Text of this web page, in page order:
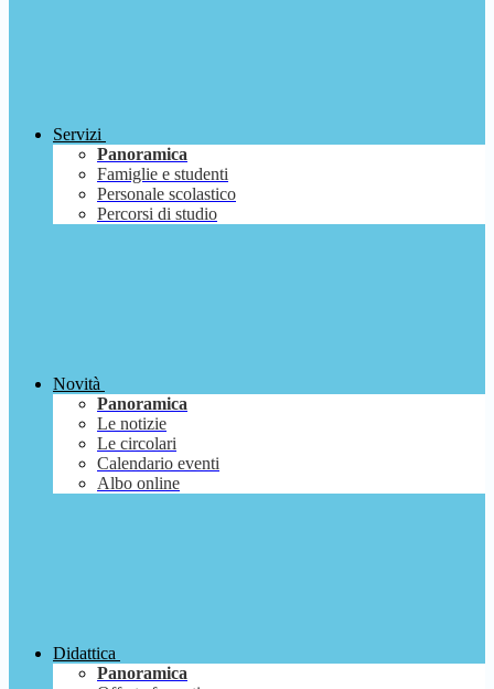
Servizi
Panoramica
Famiglie e studenti
Personale scolastico
Percorsi di studio
Novità
Panoramica
Le notizie
Le circolari
Calendario eventi
Albo online
Didattica
Panoramica